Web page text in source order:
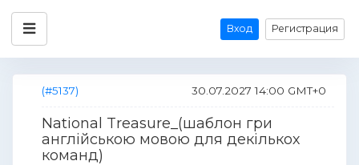
Вход Регистрация
(#5137) 30.07.2027 14:00 GMT+0
National Treasure_(шаблон гри
англійською мовою для декількох
команд)